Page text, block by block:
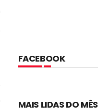
FACEBOOK
MAIS LIDAS DO MÊS